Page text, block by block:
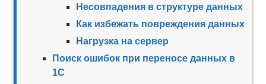
Несовпадения в структуре данных
Как избежать повреждения данных
Нагрузка на сервер
Поиск ошибок при переносе данных в
1С